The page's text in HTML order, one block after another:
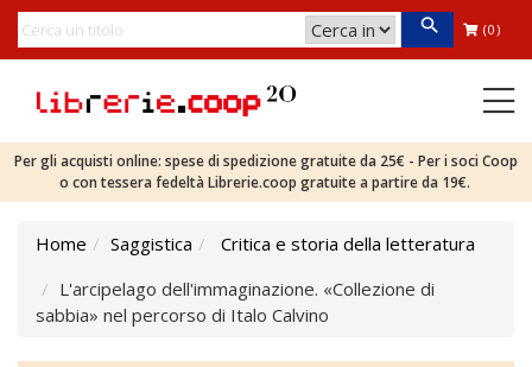
(0)
Per gli acquisti online: spese di spedizione gratuite da 25€ - Per i soci Coop
o con tessera fedeltà Librerie.coop gratuite a partire da 19€.
Home Saggistica
Critica e storia della letteratura
L'arcipelago dell'immaginazione. «Collezione di
sabbia» nel percorso di Italo Calvino